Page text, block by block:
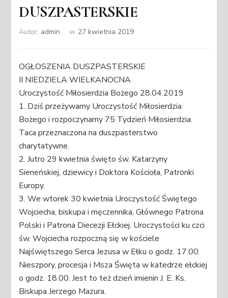
DUSZPASTERSKIE
Autor: admin w 27 kwietnia 2019
OGŁOSZENIA DUSZPASTERSKIE
II NIEDZIELA WIELKANOCNA
Uroczystość Miłosierdzia Bożego 28.04.2019
1. Dziś przeżywamy Uroczystość Miłosierdzia
Bożego i rozpoczynamy 75 Tydzień Miłosierdzia.
Taca przeznaczona na duszpasterstwo
charytatywne.
2. Jutro 29 kwietnia święto św. Katarzyny
Sieneńskiej, dziewicy i Doktora Kościoła, Patronki
Europy.
3. We wtorek 30 kwietnia Uroczystość Świętego
Wojciecha, biskupa i męczennika, Głównego Patrona
Polski i Patrona Diecezji Ełckiej. Uroczystości ku czci
św. Wojciecha rozpoczną się w kościele
Najświętszego Serca Jezusa w Ełku o godz. 17.00.
Nieszpory, procesja i Msza Święta w katedrze ełckiej
o godz. 18.00. Jest to też dzień imienin J. E. Ks.
Biskupa Jerzego Mazura.